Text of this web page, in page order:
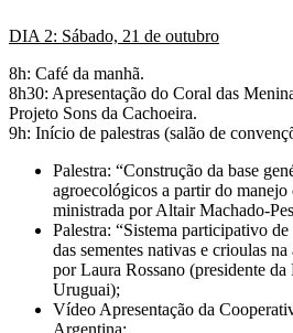
DIA 2: Sábado, 21 de outubro
8h: Café da manhã.
8h30: Apresentação do Coral das
Projeto Sons da Cachoeira.
9h: Início de palestras (salão de
Palestra: “Construção da base
agroecológicos a partir do
ministrada por Altair Machado-
Palestra: “Sistema participativo
das sementes nativas e crioulas
por Laura Rossano (presidente
Uruguai);
Vídeo Apresentação da